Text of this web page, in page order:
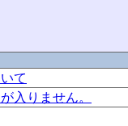
て
入りません。